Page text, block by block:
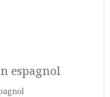
espagnol